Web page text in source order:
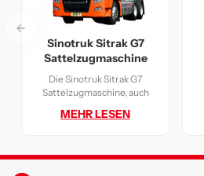
Sinotruk Sitrak G7
Sattelzugmaschine
Die Sinotruk Sitrak G7
Sattelzugmaschine, auch
Traktorköpfe Sitrak genannt,
entweder gezogene Lasten
MEHR LESEN